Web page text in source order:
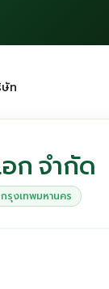
ษัท
ก จำกัด
กรุงเทพมหานคร